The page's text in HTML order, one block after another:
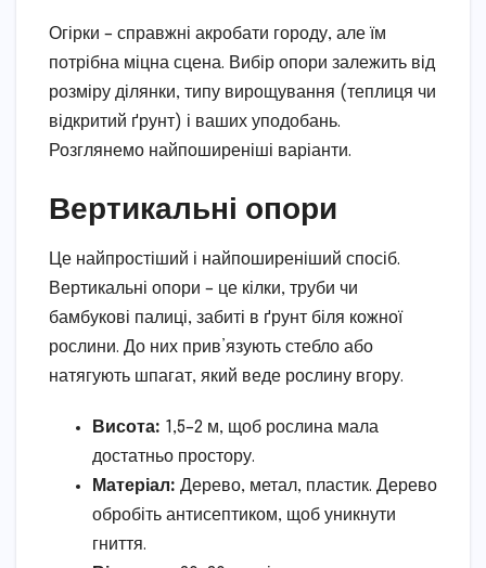
Огірки – справжні акробати городу, але їм
потрібна міцна сцена. Вибір опори залежить від
розміру ділянки, типу вирощування (теплиця чи
відкритий ґрунт) і ваших уподобань.
Розглянемо найпоширеніші варіанти.
Вертикальні опори
Це найпростіший і найпоширеніший спосіб.
Вертикальні опори – це кілки, труби чи
бамбукові палиці, забиті в ґрунт біля кожної
рослини. До них прив’язують стебло або
натягують шпагат, який веде рослину вгору.
Висота: 1,5–2 м, щоб рослина мала
достатньо простору.
Матеріал: Дерево, метал, пластик. Дерево
обробіть антисептиком, щоб уникнути
гниття.